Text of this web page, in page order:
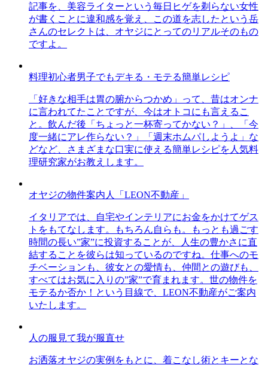
記事を、美容ライターという毎日ヒゲを剃らない女性
が書くことに違和感を覚え、この道を志したという岳
さんのセレクトは、オヤジにとってのリアルそのもの
ですよ。
料理初心者男子でもデキる・モテる簡単レシピ
「好きな相手は胃の腑からつかめ」って、昔はオンナ
に言われてたことですが、今はオトコにも言えるこ
と。飲んだ後「ちょっと一杯寄ってかない？」、「今
度一緒にアレ作らない？」「週末ホムパしようよ」な
どなど、さまざまな口実に使える簡単レシピを人気料
理研究家がお教えします。
オヤジの物件案内人「LEON不動産」
イタリアでは、自宅やインテリアにお金をかけてゲス
トをもてなします。もちろん自らも。もっとも過ごす
時間の長い”家”に投資することが、人生の豊かさに直
結することを彼らは知っているのですね。仕事へのモ
チベーションも、彼女との愛情も、仲間との遊びも、
すべてはお気に入りの”家”で育まれます。世の物件を
モテるか否か！という目線で、LEON不動産がご案内
いたします。
人の服見て我が服直せ
お洒落オヤジの実例をもとに、着こなし術とキーとな